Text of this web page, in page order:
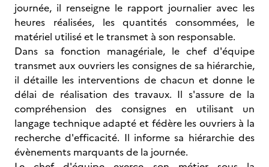
journée, il renseigne le rapport journalier avec les
heures réalisées, les quantités consommées, le
matériel utilisé et le transmet à son responsable.
Dans sa fonction managériale, le chef d'équipe
transmet aux ouvriers les consignes de sa hiérarchie,
il détaille les interventions de chacun et donne le
délai de réalisation des travaux. Il s'assure de la
compréhension des consignes en utilisant un
langage technique adapté et fédère les ouvriers à la
recherche d'efficacité. Il informe sa hiérarchie des
évènements marquants de la journée.